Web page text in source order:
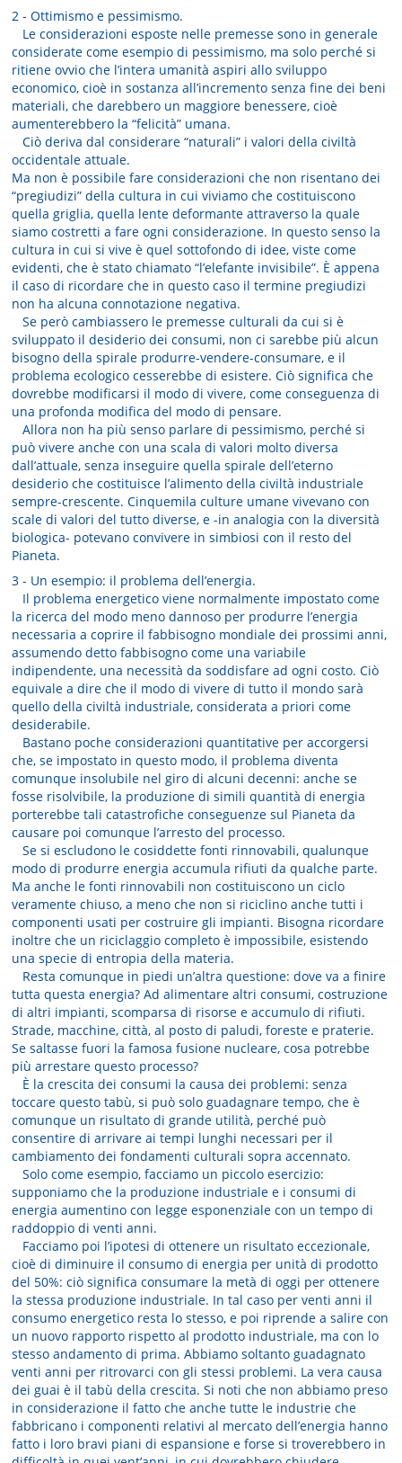
2 - Ottimismo e pessimismo.
Le considerazioni esposte nelle premesse sono in generale
considerate come esempio di pessimismo, ma solo perché si
ritiene ovvio che l’intera umanità aspiri allo sviluppo
economico, cioè in sostanza all’incremento senza fine dei beni
materiali, che darebbero un maggiore benessere, cioè
aumenterebbero la “felicità” umana.
Ciò deriva dal considerare “naturali” i valori della civiltà
occidentale attuale.
Ma non è possibile fare considerazioni che non risentano dei
“pregiudizi” della cultura in cui viviamo che costituiscono
quella griglia, quella lente deformante attraverso la quale
siamo costretti a fare ogni considerazione. In questo senso la
cultura in cui si vive è quel sottofondo di idee, viste come
evidenti, che è stato chiamato “l’elefante invisibile”. È appena
il caso di ricordare che in questo caso il termine pregiudizi
non ha alcuna connotazione negativa.
Se però cambiassero le premesse culturali da cui si è
sviluppato il desiderio dei consumi, non ci sarebbe più alcun
bisogno della spirale produrre-vendere-consumare, e il
problema ecologico cesserebbe di esistere. Ciò significa che
dovrebbe modificarsi il modo di vivere, come conseguenza di
una profonda modifica del modo di pensare.
Allora non ha più senso parlare di pessimismo, perché si
può vivere anche con una scala di valori molto diversa
dall’attuale, senza inseguire quella spirale dell’eterno
desiderio che costituisce l’alimento della civiltà industriale
sempre-crescente. Cinquemila culture umane vivevano con
scale di valori del tutto diverse, e -in analogia con la diversità
biologica- potevano convivere in simbiosi con il resto del
Pianeta.
3 - Un esempio: il problema dell’energia.
Il problema energetico viene normalmente impostato come
la ricerca del modo meno dannoso per produrre l’energia
necessaria a coprire il fabbisogno mondiale dei prossimi anni,
assumendo detto fabbisogno come una variabile
indipendente, una necessità da soddisfare ad ogni costo. Ciò
equivale a dire che il modo di vivere di tutto il mondo sarà
quello della civiltà industriale, considerata a priori come
desiderabile.
Bastano poche considerazioni quantitative per accorgersi
che, se impostato in questo modo, il problema diventa
comunque insolubile nel giro di alcuni decenni: anche se
fosse risolvibile, la produzione di simili quantità di energia
porterebbe tali catastrofiche conseguenze sul Pianeta da
causare poi comunque l’arresto del processo.
Se si escludono le cosiddette fonti rinnovabili, qualunque
modo di produrre energia accumula rifiuti da qualche parte.
Ma anche le fonti rinnovabili non costituiscono un ciclo
veramente chiuso, a meno che non si riciclino anche tutti i
componenti usati per costruire gli impianti. Bisogna ricordare
inoltre che un riciclaggio completo è impossibile, esistendo
una specie di entropia della materia.
Resta comunque in piedi un’altra questione: dove va a finire
tutta questa energia? Ad alimentare altri consumi, costruzione
di altri impianti, scomparsa di risorse e accumulo di rifiuti.
Strade, macchine, città, al posto di paludi, foreste e praterie.
Se saltasse fuori la famosa fusione nucleare, cosa potrebbe
più arrestare questo processo?
È la crescita dei consumi la causa dei problemi: senza
toccare questo tabù, si può solo guadagnare tempo, che è
comunque un risultato di grande utilità, perché può
consentire di arrivare ai tempi lunghi necessari per il
cambiamento dei fondamenti culturali sopra accennato.
Solo come esempio, facciamo un piccolo esercizio:
supponiamo che la produzione industriale e i consumi di
energia aumentino con legge esponenziale con un tempo di
raddoppio di venti anni.
Facciamo poi l’ipotesi di ottenere un risultato eccezionale,
cioè di diminuire il consumo di energia per unità di prodotto
del 50%: ciò significa consumare la metà di oggi per ottenere
la stessa produzione industriale. In tal caso per venti anni il
consumo energetico resta lo stesso, e poi riprende a salire con
un nuovo rapporto rispetto al prodotto industriale, ma con lo
stesso andamento di prima. Abbiamo soltanto guadagnato
venti anni per ritrovarci con gli stessi problemi. La vera causa
dei guai è il tabù della crescita. Si noti che non abbiamo preso
in considerazione il fatto che anche tutte le industrie che
fabbricano i componenti relativi al mercato dell’energia hanno
fatto i loro bravi piani di espansione e forse si troverebbero in